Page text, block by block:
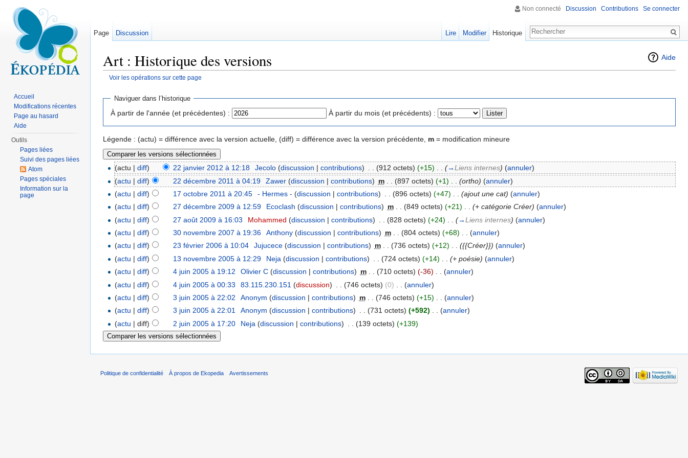
Aide
Art : Historique des versions
Voir les opérations sur cette page
Naviguer dans l’historique
À partir de l'année (et précédentes) : À partir du mois (et précédents) :
Légende : (actu) = différence avec la version actuelle, (diff) = différence avec la version précédente, m = modification mineure
(actu |diff) 22 janvier 2012 à 12:18 Jecolo (discussion | contributions) (912 octets) (+15) (→Liens internes) (annuler)
(actu |diff) 22 décembre 2011 à 04:19 Zawer (discussion | contributions) m (897 octets) (+1) (ortho) (annuler)
(actu |diff) 17 octobre 2011 à 20:45 - Hermes - (discussion | contributions) (896 octets) (+47) (ajout une cat) (annuler)
(actu |diff) 27 décembre 2009 à 12:59 Ecoclash (discussion | contributions) m . . (849 octets) (+21) . . (+ catégorie Créer) (annuler)
(actu |diff) 27 août 2009 à 16:03 Mohammed (discussion | contributions) (828 octets) (+24) (→Liens internes) (annuler)
(actu |diff) 30 novembre 2007 à 19:36 Anthony (discussion | contributions) m (804 octets) (+68) (annuler)
(actu |diff) 23 février 2006 à 10:04 Jujucece (discussion | contributions) m . . (736 octets) (+12) . . ({{Créer}}) (annuler)
(actu |diff) 13 novembre 2005 à 12:29 Neja (discussion | contributions) (724 octets) (+14) (+ poésie) (annuler)
(actu |diff) 4 juin 2005 à 19:12 Olivier C (discussion | contributions) m . . (710 octets) (-36) . . (annuler)
(actu |diff) 4 juin 2005 à 00:33 83.115.230.151 (discussion) (746 octets) (0) (annuler)
(actu |diff) 3 juin 2005 à 22:02 Anonym (discussion | contributions) m (746 octets) (+15) (annuler)
(actu |diff) 3 juin 2005 à 22:01 Anonym (discussion | contributions) . . (731 octets) (+592) . . (annuler)
(actu | diff) 2 juin 2005 à 17:20 Neja (discussion | contributions) (139 octets) (+139)
Non connecté Discussion Contributions Se connecter
Page Discussion Lire Modifier Historique
Accueil
Modifications récentes
Page au hasard
Aide
Outils
Pages liées
Suivi des pages liées
Atom
Pages spéciales
Information sur la
page
Politique de confidentialité À propos de Ekopedia Avertissements